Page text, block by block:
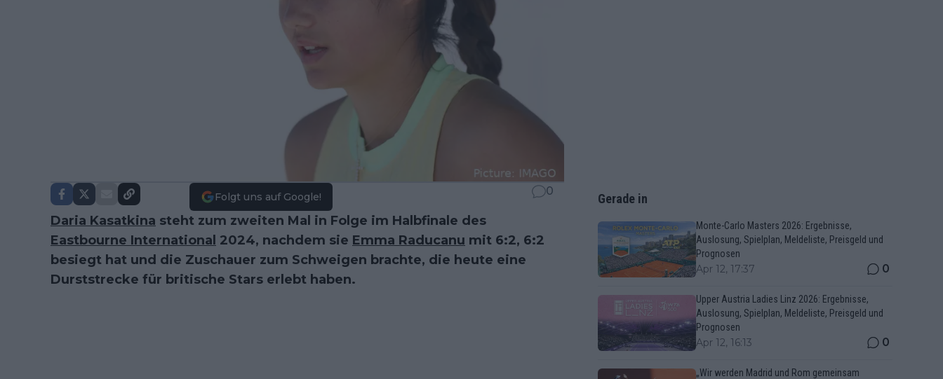
Folgt uns auf Google! 0
Daria Kasatkina steht zum zweiten Mal in Folge im Halbfinale des
Eastbourne International 2024, nachdem sie Emma Raducanu mit 6:2, 6:2
besiegt hat und die Zuschauer zum Schweigen brachte, die heute eine
Durststrecke für britische Stars erlebt haben.
Gerade in
Monte-Carlo Masters 2026: Ergebnisse,
Auslosung, Spielplan, Meldeliste, Preisgeld und
Prognosen
Apr 12, 17:37 0
Upper Austria Ladies Linz 2026: Ergebnisse,
Auslosung, Spielplan, Meldeliste, Preisgeld und
Prognosen
Apr 12, 16:13 0
„Wir werden Madrid und Rom gemeinsam